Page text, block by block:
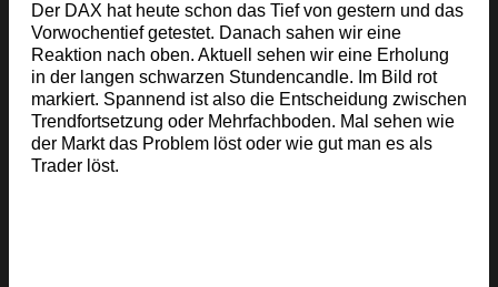
Der DAX hat heute schon das Tief von gestern und das
Vorwochentief getestet. Danach sahen wir eine
Reaktion nach oben. Aktuell sehen wir eine Erholung
in der langen schwarzen Stundencandle. Im Bild rot
markiert. Spannend ist also die Entscheidung zwischen
Trendfortsetzung oder Mehrfachboden. Mal sehen wie
der Markt das Problem löst oder wie gut man es als
Trader löst.